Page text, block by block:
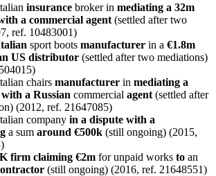
insurance broker in mediating a 32m
a commercial agent (settled after two
ref. 10483001)
sport boots manufacturer in a €1.8m
US distributor (settled after two mediations)
chairs manufacturer in mediating a
a Russian commercial agent (settled after
(2012, ref. 21647085)
company in a dispute with a
a sum around €500k (still ongoing) (2015,
firm claiming €2m for unpaid works to an
(still ongoing) (2016, ref. 21648551)